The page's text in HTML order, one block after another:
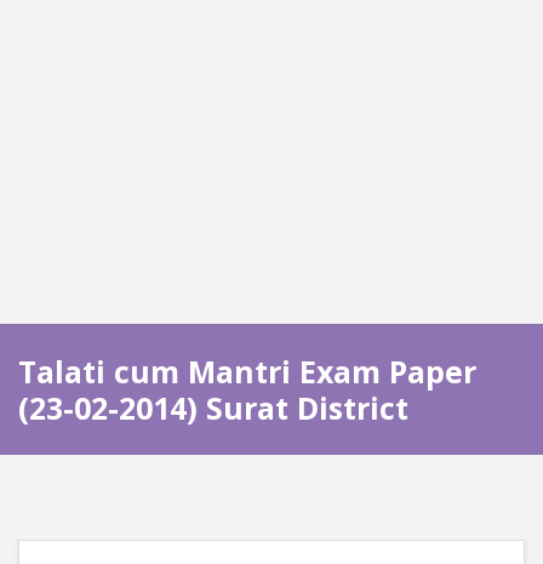
Talati cum Mantri Exam Paper
(23-02-2014) Surat District